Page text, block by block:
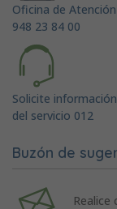
Oficina de
948 23 84 00
Solicite
del servicio 012
Buzón de